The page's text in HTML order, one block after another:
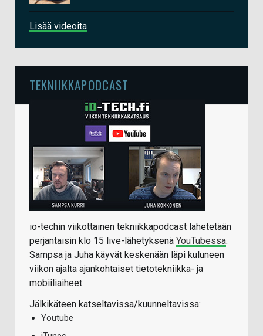
Lisää videoita
TEKNIIKKAPODCAST
io-techin viikottainen tekniikkapodcast lähetetään
perjantaisin klo 15 live-lähetyksenä YouTubessa.
Sampsa ja Juha käyvät keskenään läpi kuluneen
viikon ajalta ajankohtaiset tietotekniikka- ja
mobiiliaiheet.
Jälkikäteen katseltavissa/kuunneltavissa:
Youtube